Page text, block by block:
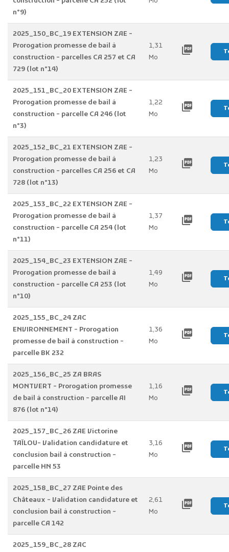
n°9)
2025_150_BC_19 EXTENSION ZAE -
Prorogation promesse de bail à
construction - parcelles CA 257 et CA
729 (lot n°14)
1,31
Mo
picture_as_pdf
2025_151_BC_20 EXTENSION ZAE -
Prorogation promesse de bail à
construction - parcelle CA 246 (lot
n°3)
1,22
Mo
picture_as_pdf
2025_152_BC_21 EXTENSION ZAE -
Prorogation promesse de bail à
construction - parcelles CA 256 et CA
728 (lot n°13)
1,23
Mo
picture_as_pdf
2025_153_BC_22 EXTENSION ZAE -
Prorogation promesse de bail à
construction - parcelle CA 254 (lot
n°11)
1,37
Mo
picture_as_pdf
2025_154_BC_23 EXTENSION ZAE -
Prorogation promesse de bail à
construction - parcelle CA 253 (lot
n°10)
1,49
Mo
picture_as_pdf
2025_155_BC_24 ZAC
ENVIRONNEMENT - Prorogation
promesse de bail à construction -
parcelle BK 232
1,36
Mo
picture_as_pdf
2025_156_BC_25 ZA BRAS
MONTVERT - Prorogation promesse
de bail à construction - parcelle AI
876 (lot n°14)
1,16
Mo
picture_as_pdf
2025_157_BC_26 ZAE Victorine
TAÏLOU- Validation candidature et
conclusion bail à construction -
parcelle HN 53
3,16
Mo
picture_as_pdf
2025_158_BC_27 ZAE Pointe des
Châteaux - Validation candidature et
conclusion bail à construction -
parcelle CA 142
2,61
Mo
picture_as_pdf
2025_159_BC_28 ZAC